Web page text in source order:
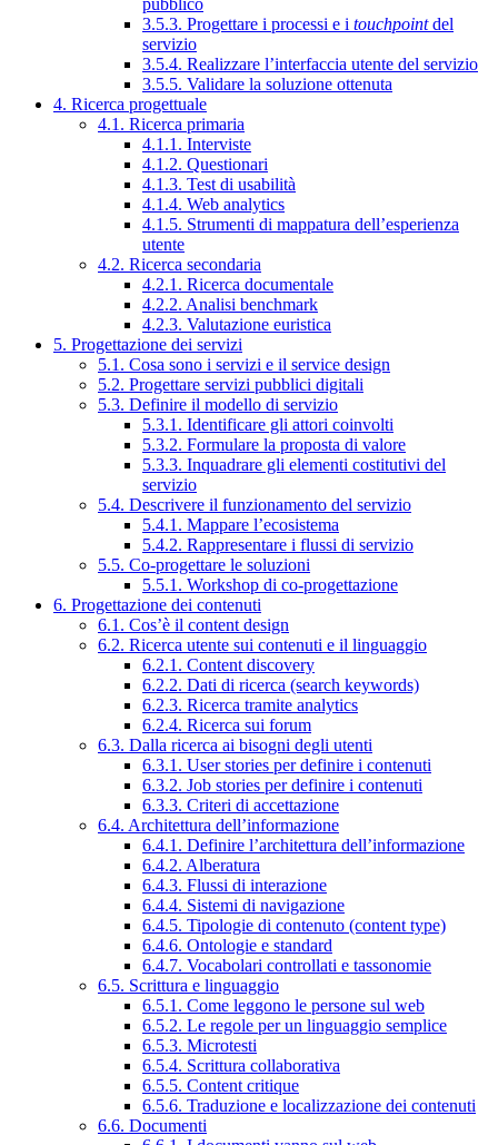
pubblico
3.5.3. Progettare i processi e i touchpointdel
servizio
3.5.4. Realizzare l’interfaccia utente del servizio
3.5.5. Validare la soluzione ottenuta
4. Ricerca progettuale
4.1. Ricerca primaria
4.1.1. Interviste
4.1.2. Questionari
4.1.3. Test di usabilità
4.1.4. Web analytics
4.1.5. Strumenti di mappatura dell’esperienza
utente
4.2. Ricerca secondaria
4.2.1. Ricerca documentale
4.2.2. Analisi benchmark
4.2.3. Valutazione euristica
5. Progettazione dei servizi
5.1. Cosa sono i servizi e il service design
5.2. Progettare servizi pubblici digitali
5.3. Definire il modello di servizio
5.3.1. Identificare gli attori coinvolti
5.3.2. Formulare la proposta di valore
5.3.3. Inquadrare gli elementi costitutivi del
servizio
5.4. Descrivere il funzionamento del servizio
5.4.1. Mappare l’ecosistema
5.4.2. Rappresentare i flussi di servizio
5.5. Co-progettare le soluzioni
5.5.1. Workshop di co-progettazione
6. Progettazione dei contenuti
6.1. Cos’è il content design
6.2. Ricerca utente sui contenuti e il linguaggio
6.2.1. Content discovery
6.2.2. Dati di ricerca (search keywords)
6.2.3. Ricerca tramite analytics
6.2.4. Ricerca sui forum
6.3. Dalla ricerca ai bisogni degli utenti
6.3.1. User stories per definire i contenuti
6.3.2. Job stories per definire i contenuti
6.3.3. Criteri di accettazione
6.4. Architettura dell’informazione
6.4.1. Definire l’architettura dell’informazione
6.4.2. Alberatura
6.4.3. Flussi di interazione
6.4.4. Sistemi di navigazione
6.4.5. Tipologie di contenuto (content type)
6.4.6. Ontologie e standard
6.4.7. Vocabolari controllati e tassonomie
6.5. Scrittura e linguaggio
6.5.1. Come leggono le persone sul web
6.5.2. Le regole per un linguaggio semplice
6.5.3. Microtesti
6.5.4. Scrittura collaborativa
6.5.5. Content critique
6.5.6. Traduzione e localizzazione dei contenuti
6.6. Documenti